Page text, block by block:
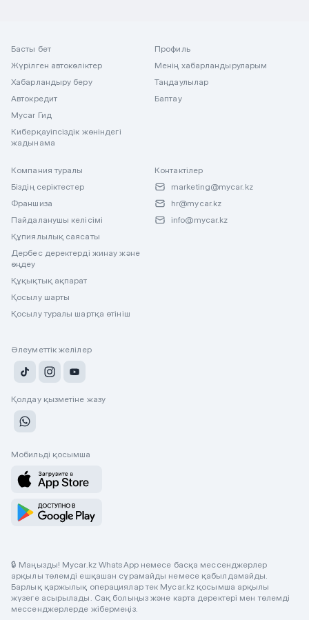
Басты бет
Жүрілген автокөліктер
Хабарландыру беру
Автокредит
Mycar Гид
Киберқауіпсіздік жөніндегі
жадынама
Профиль
Менің хабарландыруларым
Таңдаулылар
Баптау
Компания туралы
Біздің серіктестер
Франшиза
Пайдаланушы келісімі
Құпиялылық саясаты
Дербес деректерді жинау және
өңдеу
Құқықтық ақпарат
Қосылу шарты
Қосылу туралы шартқа өтініш
Контактілер
marketing@mycar.kz
hr@mycar.kz
info@mycar.kz
Әлеуметтік желілер
Қолдау қызметіне жазу
Мобильді қосымша
🔒 Маңызды! Mycar.kz WhatsApp немесе басқа мессенджерлер
арқылы төлемді ешқашан сұрамайды немесе қабылдамайды.
Барлық қаржылық операциялар тек Mycar.kz қосымша арқылы
жүзеге асырылады. Сақ болыңыз және карта деректері мен төлемді
мессенджерлерде жібермеңіз.